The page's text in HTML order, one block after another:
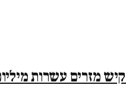
מזרים עשרות